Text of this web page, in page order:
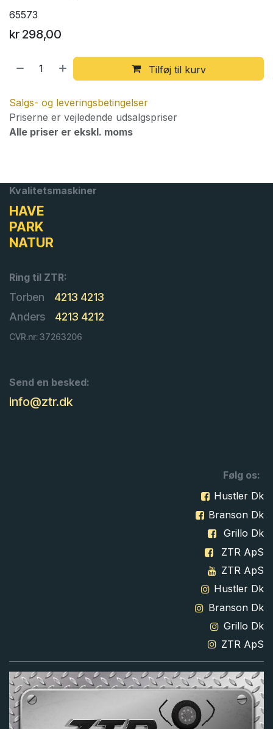
65573
kr 298,00
Tilføj til kurv
Salgs- og leveringsbetingelser
Priserne er vejledende udsalgspriser
Alle priser er ekskl. moms
Kvalitetsmaskiner
HAVE
PARK
NATUR
Ring til ZTR:
Torben
4213 4213
Anders
4213 4212
CVR.nr: 37263206
Send en besked:
info@ztr.dk
Følg os:
Hustler Dk
Branson Dk
Grillo Dk
ZTR ApS
ZTR ApS
Hustler Dk
Branson Dk
Grillo Dk
ZTR ApS